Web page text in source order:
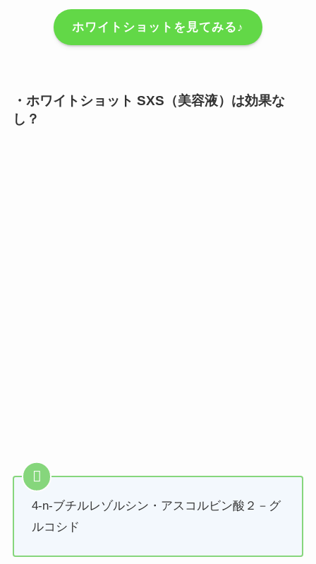
ホワイトショットを見てみる♪
・ホワイトショット SXS（美容液）は効果な
し？
4-n-ブチルレゾルシン・アスコルビン酸２－グ
ルコシド